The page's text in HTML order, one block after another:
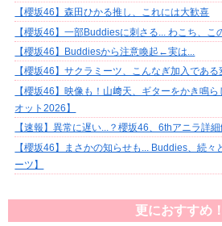
【櫻坂46】森田ひかる推し、これには大歓喜
【櫻坂46】一部Buddiesに刺さる... わこち、こ
【櫻坂46】Buddiesから注意喚起←実は...
【櫻坂46】サクラミーツ、こんなぎ加入である
【櫻坂46】映像も！山﨑天、ギターをかき鳴
オット2026】
【速報】異常に遅い...？櫻坂46、6thアニラ詳
【櫻坂46】まさかの知らせも... Buddies、続々
ーツ】
更におすすめ！